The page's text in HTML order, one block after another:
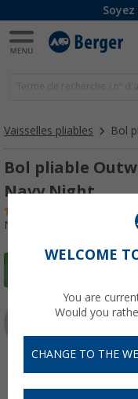
Vaisselles pliables Bol
Bol pliable
Navy Night
N° d'art : 497860
WELCOME
You are
Would you
CHANGE TO THE